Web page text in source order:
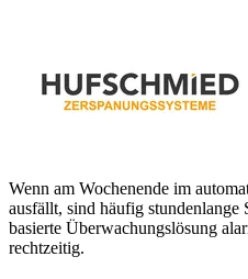
Wenn am Wochenende im
ausfällt, sind häufig
basierte Überwachungslösung
rechtzeitig.